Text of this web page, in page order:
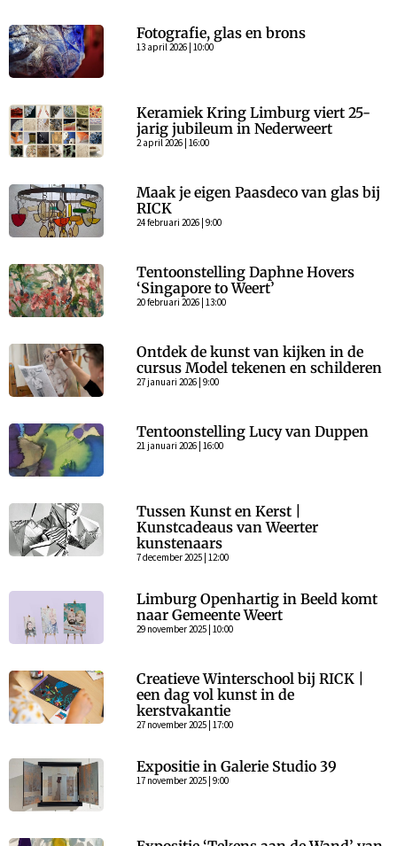
Fotografie, glas en brons
13 april 2026 | 10:00
Keramiek Kring Limburg viert 25-
jarig jubileum in Nederweert
2 april 2026 | 16:00
Maak je eigen Paasdeco van glas bij
RICK
24 februari 2026 | 9:00
Tentoonstelling Daphne Hovers
‘Singapore to Weert’
20 februari 2026 | 13:00
Ontdek de kunst van kijken in de
cursus Model tekenen en schilderen
27 januari 2026 | 9:00
Tentoonstelling Lucy van Duppen
21 januari 2026 | 16:00
Tussen Kunst en Kerst |
Kunstcadeaus van Weerter
kunstenaars
7 december 2025 | 12:00
Limburg Openhartig in Beeld komt
naar Gemeente Weert
29 november 2025 | 10:00
Creatieve Winterschool bij RICK |
een dag vol kunst in de
kerstvakantie
27 november 2025 | 17:00
Expositie in Galerie Studio 39
17 november 2025 | 9:00